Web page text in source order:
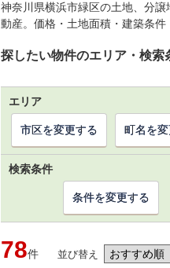
神奈川県横浜市緑区の土地、分
動産。価格・土地面積・建築条
探したい物件のエリア・検索
エリア
市区を変更する 町名を
検索条件
条件を変更する
78件 並び替え